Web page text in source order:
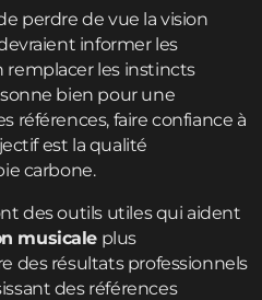
perdre de vue la vision
informer les
remplacer les instincts
bien pour une
références, faire confiance à
est la qualité
carbone.
des outils utiles qui aident
musicale plus
des résultats professionnels
des références